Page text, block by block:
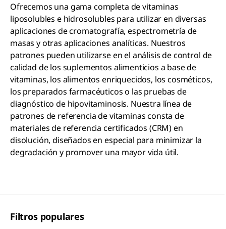
Ofrecemos una gama completa de vitaminas
liposolubles e hidrosolubles para utilizar en diversas
aplicaciones de cromatografía, espectrometría de
masas y otras aplicaciones analíticas. Nuestros
patrones pueden utilizarse en el análisis de control de
calidad de los suplementos alimenticios a base de
vitaminas, los alimentos enriquecidos, los cosméticos,
los preparados farmacéuticos o las pruebas de
diagnóstico de hipovitaminosis. Nuestra línea de
patrones de referencia de vitaminas consta de
materiales de referencia certificados (CRM) en
disolución, diseñados en especial para minimizar la
degradación y promover una mayor vida útil.
Filtros populares